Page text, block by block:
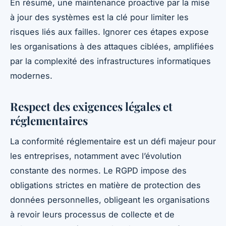
En résumé, une maintenance proactive par la mise
à jour des systèmes est la clé pour limiter les
risques liés aux failles. Ignorer ces étapes expose
les organisations à des attaques ciblées, amplifiées
par la complexité des infrastructures informatiques
modernes.
Respect des exigences légales et
réglementaires
La conformité réglementaire est un défi majeur pour
les entreprises, notamment avec l’évolution
constante des normes. Le RGPD impose des
obligations strictes en matière de protection des
données personnelles, obligeant les organisations
à revoir leurs processus de collecte et de